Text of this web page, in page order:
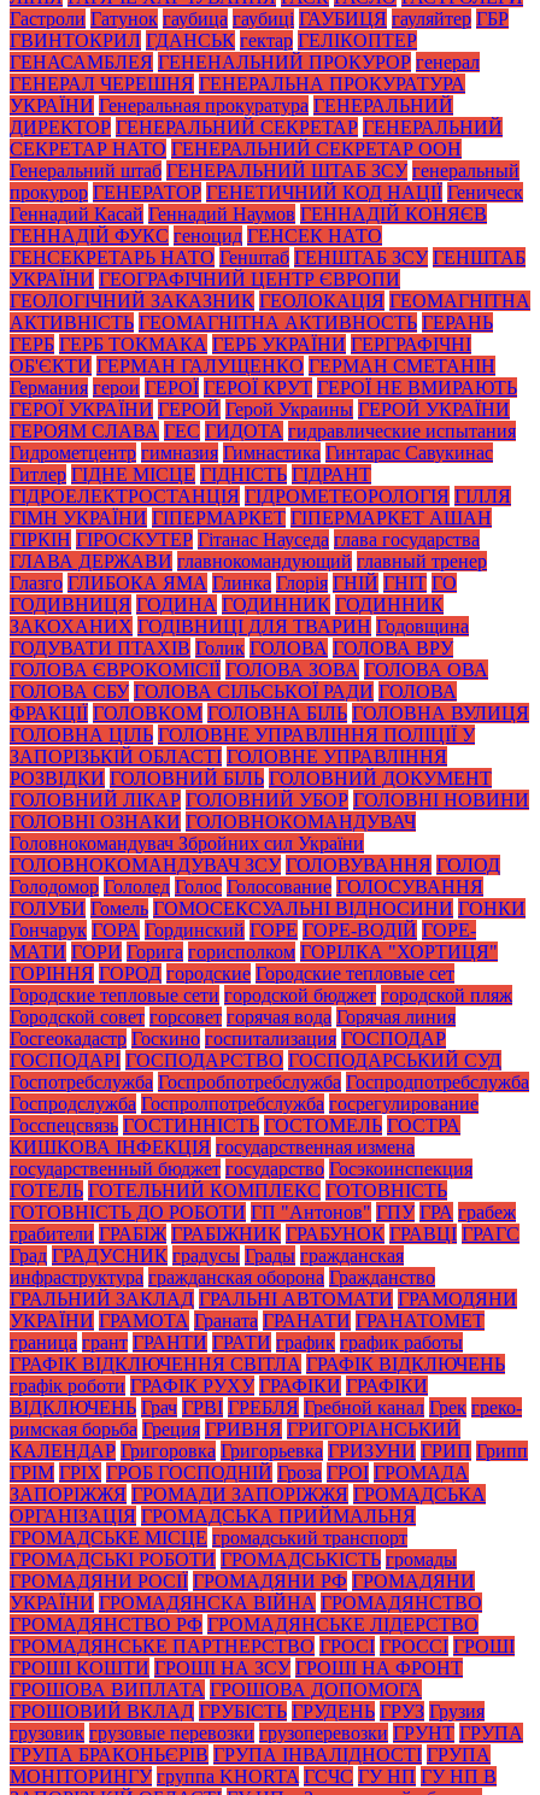
Гастроли Гатунок гаубица гаубиці ГАУБИЦЯ гауляйтер ГБР
ГВИНТОКРИЛ ГДАНСЬК гектар ГЕЛІКОПТЕР
ГЕНАСАМБЛЕЯ ГЕНЕНАЛЬНИЙ ПРОКУРОР генерал
ГЕНЕРАЛ ЧЕРЕШНЯ ГЕНЕРАЛЬНА ПРОКУРАТУРА
УКРАЇНИ Генеральная прокуратура ГЕНЕРАЛЬНИЙ
ДИРЕКТОР ГЕНЕРАЛЬНИЙ СЕКРЕТАР ГЕНЕРАЛЬНИЙ
СЕКРЕТАР НАТО ГЕНЕРАЛЬНИЙ СЕКРЕТАР ООН
Генеральний штаб ГЕНЕРАЛЬНИЙ ШТАБ ЗСУ генеральный
прокурор ГЕНЕРАТОР ГЕНЕТИЧНИЙ КОД НАЦІЇ Геническ
Геннадий Касай Геннадий Наумов ГЕННАДІЙ КОНЯЄВ
ГЕННАДІЙ ФУКС геноцид ГЕНСЕК НАТО
ГЕНСЕКРЕТАРЬ НАТО Генштаб ГЕНШТАБ ЗСУ ГЕНШТАБ
УКРАЇНИ ГЕОГРАФІЧНИЙ ЦЕНТР ЄВРОПИ
ГЕОЛОГІЧНИЙ ЗАКАЗНИК ГЕОЛОКАЦІЯ ГЕОМАГНІТНА
АКТИВНІСТЬ ГЕОМАГНІТНА АКТИВНОСТЬ ГЕРАНЬ
ГЕРБ ГЕРБ ТОКМАКА ГЕРБ УКРАЇНИ ГЕРГРАФІЧНІ
ОБ'ЄКТИ ГЕРМАН ГАЛУЩЕНКО ГЕРМАН СМЕТАНІН
Германия герои ГЕРОЇ ГЕРОЇ КРУТ ГЕРОЇ НЕ ВМИРАЮТЬ
ГЕРОЇ УКРАЇНИ ГЕРОЙ Герой Украины ГЕРОЙ УКРАЇНИ
ГЕРОЯМ СЛАВА ГЕС ГИДОТА гидравлические испытания
Гидрометцентр гимназия Гимнастика Гинтарас Савукинас
Гитлер ГІДНЕ МІСЦЕ ГІДНІСТЬ ГІДРАНТ
ГІДРОЕЛЕКТРОСТАНЦІЯ ГІДРОМЕТЕОРОЛОГІЯ ГІЛЛЯ
ГІМН УКРАЇНИ ГІПЕРМАРКЕТ ГІПЕРМАРКЕТ АШАН
ГІРКІН ГІРОСКУТЕР Гітанас Науседа глава государства
ГЛАВА ДЕРЖАВИ главнокомандующий главный тренер
Глазго ГЛИБОКА ЯМА Глинка Глорія ГНІЙ ГНІТ ГО
ГОДИВНИЦЯ ГОДИНА ГОДИННИК ГОДИННИК
ЗАКОХАНИХ ГОДІВНИЦІ ДЛЯ ТВАРИН Годовщина
ГОДУВАТИ ПТАХІВ Голик ГОЛОВА ГОЛОВА ВРУ
ГОЛОВА ЄВРОКОМІСІЇ ГОЛОВА ЗОВА ГОЛОВА ОВА
ГОЛОВА СБУ ГОЛОВА СІЛЬСЬКОЇ РАДИ ГОЛОВА
ФРАКЦІЇ ГОЛОВКОМ ГОЛОВНА БІЛЬ ГОЛОВНА ВУЛИЦЯ
ГОЛОВНА ЦІЛЬ ГОЛОВНЕ УПРАВЛІННЯ ПОЛІЦІЇ У
ЗАПОРІЗЬКІЙ ОБЛАСТІ ГОЛОВНЕ УПРАВЛІННЯ
РОЗВІДКИ ГОЛОВНИЙ БІЛЬ ГОЛОВНИЙ ДОКУМЕНТ
ГОЛОВНИЙ ЛІКАР ГОЛОВНИЙ УБОР ГОЛОВНІ НОВИНИ
ГОЛОВНІ ОЗНАКИ ГОЛОВНОКОМАНДУВАЧ
Головнокомандувач Збройних сил України
ГОЛОВНОКОМАНДУВАЧ ЗСУ ГОЛОВУВАННЯ ГОЛОД
Голодомор Гололед Голос Голосование ГОЛОСУВАННЯ
ГОЛУБИ Гомель ГОМОСЕКСУАЛЬНІ ВІДНОСИНИ ГОНКИ
Гончарук ГОРА Гординский ГОРЕ ГОРЕ-ВОДІЙ ГОРЕ-
МАТИ ГОРИ Горига горисполком ГОРІЛКА "ХОРТИЦЯ"
ГОРІННЯ ГОРОД городские Городские тепловые сет
Городские тепловые сети городской бюджет городской пляж
Городской совет горсовет горячая вода Горячая линия
Госгеокадастр Госкино госпитализация ГОСПОДАР
ГОСПОДАРІ ГОСПОДАРСТВО ГОСПОДАРСЬКИЙ СУД
Госпотребслужба Госпробпотребслужба Госпродпотребслужба
Госпродслужба Госпролпотребслужба госрегулирование
Госспецсвязь ГОСТИННІСТЬ ГОСТОМЕЛЬ ГОСТРА
КИШКОВА ІНФЕКЦІЯ государственная измена
государственный бюджет государство Госэкоинспекция
ГОТЕЛЬ ГОТЕЛЬНИЙ КОМПЛЕКС ГОТОВНІСТЬ
ГОТОВНІСТЬ ДО РОБОТИ ГП "Антонов" ГПУ ГРА грабеж
грабители ГРАБІЖ ГРАБІЖНИК ГРАБУНОК ГРАВЦІ ГРАГС
Град ГРАДУСНИК градусы Грады гражданская
инфраструктура гражданская оборона Гражданство
ГРАЛЬНИЙ ЗАКЛАД ГРАЛЬНІ АВТОМАТИ ГРАМОДЯНИ
УКРАЇНИ ГРАМОТА Граната ГРАНАТИ ГРАНАТОМЕТ
граница грант ГРАНТИ ГРАТИ график график работы
ГРАФІК ВІДКЛЮЧЕННЯ СВІТЛА ГРАФІК ВІДКЛЮЧЕНЬ
графік роботи ГРАФІК РУХУ ГРАФІКИ ГРАФІКИ
ВІДКЛЮЧЕНЬ Грач ГРВІ ГРЕБЛЯ Гребной канал Грек греко-
римская борьба Греция ГРИВНЯ ГРИГОРІАНСЬКИЙ
КАЛЕНДАР Григоровка Григорьевка ГРИЗУНИ ГРИП Грипп
ГРІМ ГРІХ ГРОБ ГОСПОДНІЙ Гроза ГРОІ ГРОМАДА
ЗАПОРІЖЖЯ ГРОМАДИ ЗАПОРІЖЖЯ ГРОМАДСЬКА
ОРГАНІЗАЦІЯ ГРОМАДСЬКА ПРИЙМАЛЬНЯ
ГРОМАДСЬКЕ МІСЦЕ громадський транспорт
ГРОМАДСЬКІ РОБОТИ ГРОМАДСЬКІСТЬ громады
ГРОМАДЯНИ РОСІЇ ГРОМАДЯНИ РФ ГРОМАДЯНИ
УКРАЇНИ ГРОМАДЯНСКА ВІЙНА ГРОМАДЯНСТВО
ГРОМАДЯНСТВО РФ ГРОМАДЯНСЬКЕ ЛІДЕРСТВО
ГРОМАДЯНСЬКЕ ПАРТНЕРСТВО ГРОСІ ГРОССІ ГРОШІ
ГРОШІ КОШТИ ГРОШІ НА ЗСУ ГРОШІ НА ФРОНТ
ГРОШОВА ВИПЛАТА ГРОШОВА ДОПОМОГА
ГРОШОВИЙ ВКЛАД ГРУБІСТЬ ГРУДЕНЬ ГРУЗ Грузия
грузовик грузовые перевозки грузоперевозки ГРУНТ ГРУПА
ГРУПА БРАКОНЬЄРІВ ГРУПА ІНВАЛІДНОСТІ ГРУПА
МОНІТОРИНГУ группа KHORTA ГСЧС ГУ НП ГУ НП В